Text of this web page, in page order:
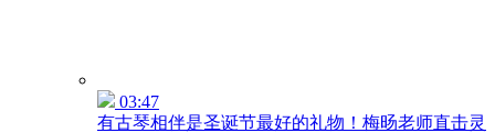
03:47
有古琴相伴是圣诞节最好的礼物！梅旸老师直击灵